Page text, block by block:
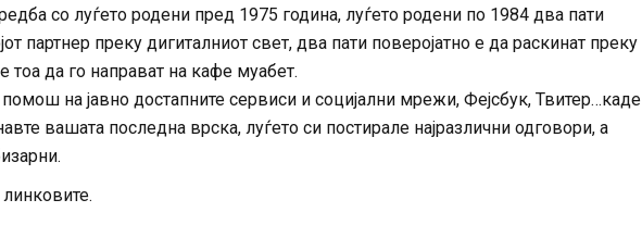
со луѓето родени пред 1975 година, луѓето родени по 1984 два пати
партнер преку дигиталниот свет, два пати поверојатно е да раскинат преку
тоа да го направат на кафе муабет.
на јавно достапните сервиси и социјални мрежи, Фејсбук, Твитер…каде
вашата последна врска, луѓето си постирале најразлични одговори, а